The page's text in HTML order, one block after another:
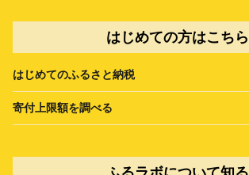
はじめての方はこちら
はじめてのふるさと納税
寄付上限額を調べる